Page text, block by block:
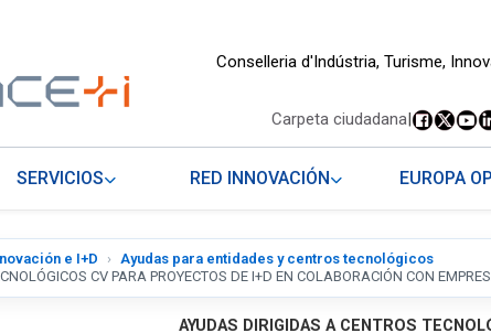
Conselleria d'Indústria, Turisme,
Carpeta ciudadana|
SERVICIOS RED INNOVACIÓN EUROPA
e I+D
Ayudas para entidades y centros tecnológicos
CV PARA PROYECTOS DE I+D EN COLABORACIÓN CON
AYUDAS DIRIGIDAS A CENTROS